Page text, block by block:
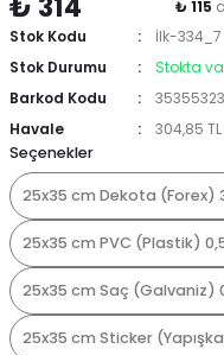
₺ 115
Stok Kodu
İlk-334_7
Stok Durumu
Stokta
Barkod Kodu
Havale
304,85
Seçenekler
25x35 cm Dekota (Forex)
25x35 cm PVC (Plastik)
25x35 cm Saç (Galvaniz)
25x35 cm Sticker